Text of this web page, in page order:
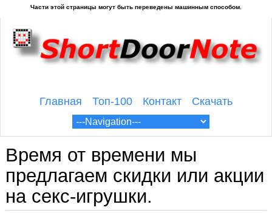
Главная Топ-100 Контакт Скачать
Время от времени мы
предлагаем скидки или акции
на секс-игрушки.